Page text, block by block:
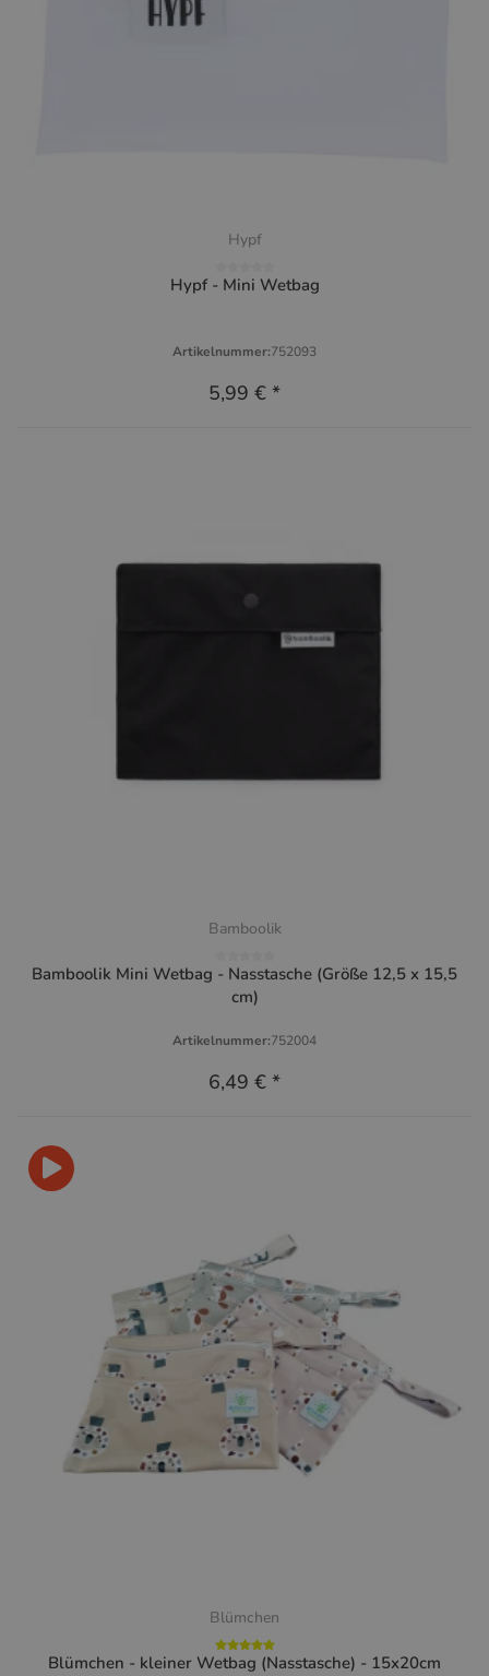
Hypf
Hypf - Mini Wetbag
Artikelnummer:752093
5,99 € *
Bamboolik
Bamboolik Mini Wetbag - Nasstasche (Größe 12,5 x 15,5
cm)
Artikelnummer:752004
6,49 € *
Blümchen
Blümchen - kleiner Wetbag (Nasstasche) - 15x20cm